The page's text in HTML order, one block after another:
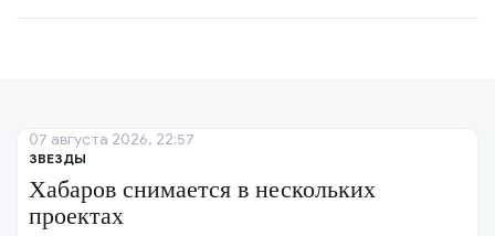
ЗВЕЗДЫ
Хабаров снимается в нескольких
проектах
07 августа 2026, 22:57